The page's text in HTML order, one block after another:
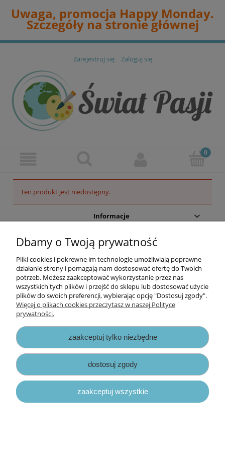
Uwaga, promocja Happy Monday.
Szczegóły na stronie głównej
Zarejestruj się Zaloguj się
Ten produkt jest niedostępny.
Informacje
Opłaty i koszty dostawy
Zniżki
Zapisy prawne
pokaż pełną wersję strony
Sklep internetowy Shoper.pl
Dbamy o Twoją prywatność
Pliki cookies i pokrewne im technologie umożliwiają poprawne
działanie strony i pomagają nam dostosować ofertę do Twoich
potrzeb. Możesz zaakceptować wykorzystanie przez nas
wszystkich tych plików i przejść do sklepu lub dostosować użycie
plików do swoich preferencji, wybierając opcję "Dostosuj zgody".
Więcej o plikach cookies przeczytasz w naszej Polityce
prywatności.
zaakceptuj tylko niezbędne
dostosuj zgody
zaakceptuj wszystkie